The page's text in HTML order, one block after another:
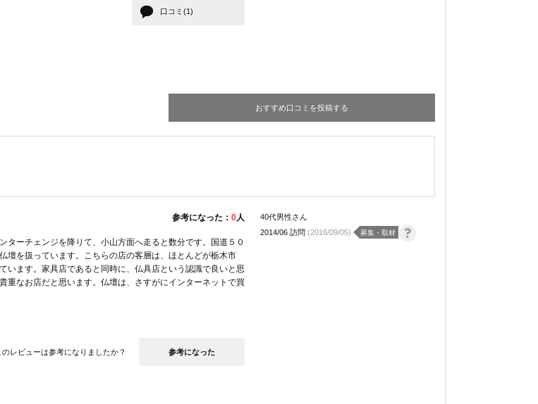
口コミ(1)
おすすめ口コミを投稿する
参考になった： 0人
ーチェンジを降りて、小山方面へ走ると数分です。国道５０
壇を扱っています。こちらの店の客層は、ほとんどが栃木市
います。家具店であると同時に、仏具店という認識で良いと思
重なお店だと思います。仏壇は、さすがにインターネットで買
のレビューは参考になりましたか？ 参考になった
40代男性さん
2014/06 訪問 (2016/09/05) 募集・取材